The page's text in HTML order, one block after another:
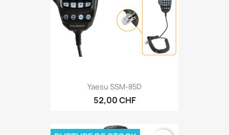
Yaesu SSM-85D
52,00 CHF